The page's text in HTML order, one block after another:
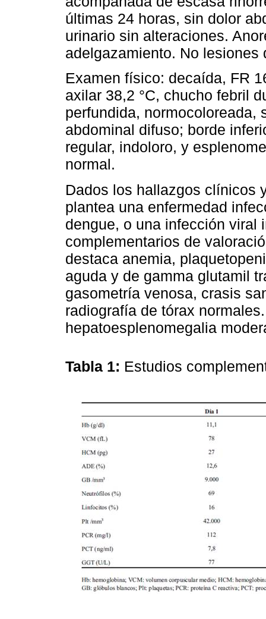
últimas 24 horas, sin dolor
urinario sin alteraciones.
adelgazamiento. No
Examen físico: decaída, FR
axilar 38,2 °C, chucho febril
perfundida, normocoloreada,
abdominal difuso; borde
regular, indoloro, y
normal.
Dados los hallazgos clínicos
plantea una enfermedad
dengue, o una infección
complementarios de
destaca anemia,
aguda y de gamma glutamil
gasometría venosa, crasis
radiografía de tórax
hepatoesplenomegalia
Tabla 1: Estudios